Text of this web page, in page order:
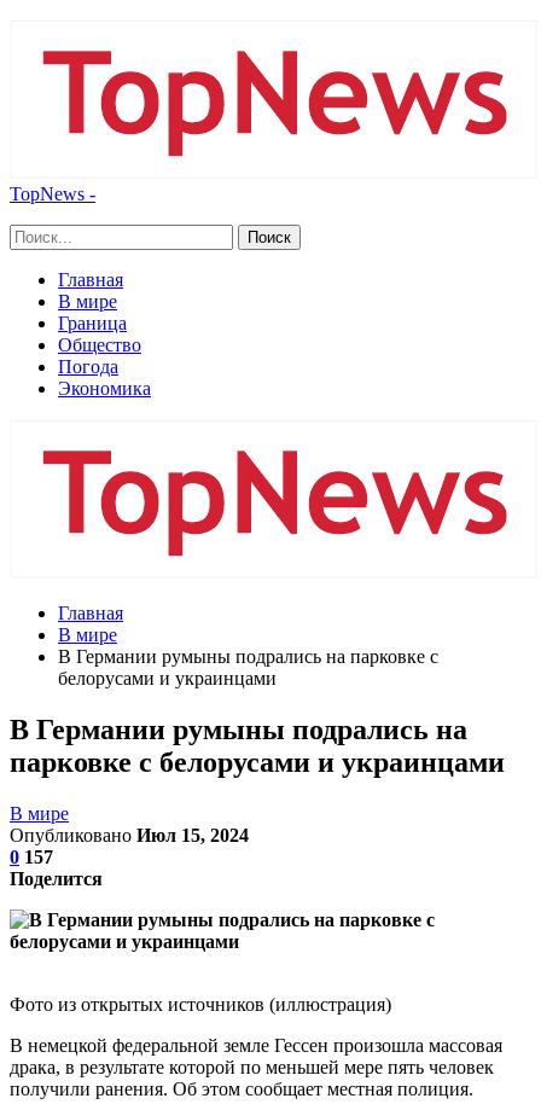
TopNews -
Главная
В мире
Граница
Общество
Погода
Экономика
Главная
В мире
В Германии румыны подрались на парковке с
белорусами и украинцами
В Германии румыны подрались на
парковке с белорусами и украинцами
В мире
Опубликовано Июл 15, 2024
0 157
Поделится
Фото из открытых источников (иллюстрация)
В немецкой федеральной земле Гессен произошла массовая
драка, в результате которой по меньшей мере пять человек
получили ранения. Об этом сообщает местная полиция.